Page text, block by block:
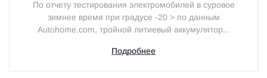
По отчету тестирования электромобилей в суровое
зимнее время при градусе -20 > по данным
Autohome.com, тройной литиевый аккумулятор...
Подробнее